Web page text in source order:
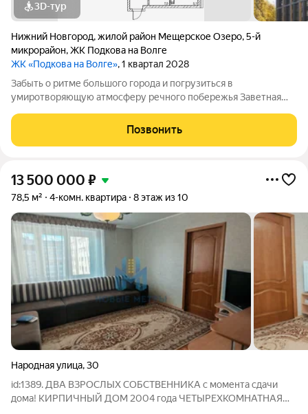
3D-тур
Нижний Новгород,жилой район Мещерское Озеро,5-й
микрорайон,ЖК Подкова на Волге
ЖК «Подкова на Волге», 1 квартал 2028
Забыть о ритме большого города и погрузиться в
умиротворяющую атмосферу речного побережья Заветная
курортном проекте «Подкова на Волге».Всего 13 этажей и
более 100 видовых квартир, наполненных светом и
Позвонить
13 500 000 ₽
78,5 м² 4-комн. квартира 8 этаж из 10
Народная улица,30
id:1389. ДВА ВЗРОСЛЫХ СОБСТВЕННИКА с момента сдачи
дома! КИРПИЧНЫЙ ДОМ 2004 года ЧЕТЫРЕХКОМНАТНАЯ